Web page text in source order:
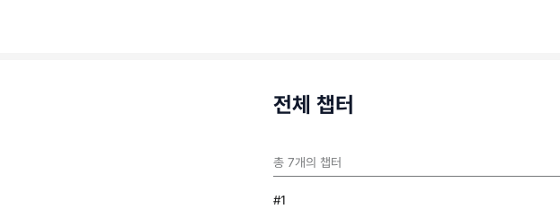
전체 챕터
총 7개의 챕터
#1